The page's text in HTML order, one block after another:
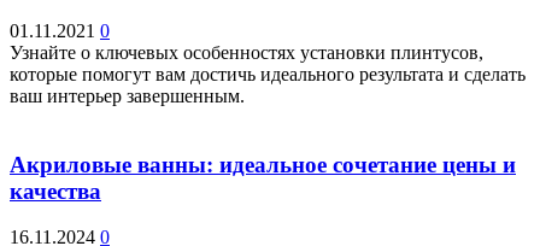
01.11.2021 0
Узнайте о ключевых особенностях установки плинтусов,
которые помогут вам достичь идеального результата и сделать
ваш интерьер завершенным.
Акриловые ванны: идеальное сочетание цены и
качества
16.11.2024 0